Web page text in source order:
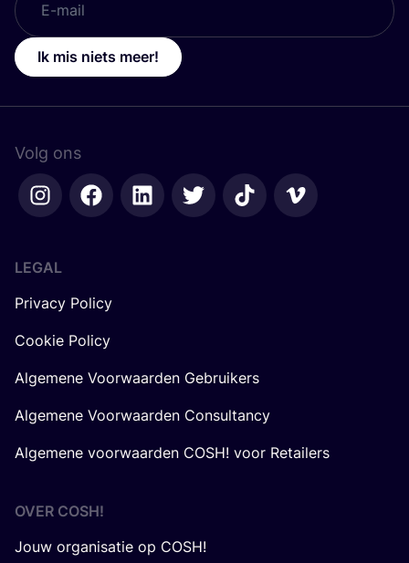
Ik mis niets meer!
Volg ons
LEGAL
Privacy Policy
Cookie Policy
Algemene Voorwaarden Gebruikers
Algemene Voorwaarden Consultancy
Algemene voorwaarden COSH! voor Retailers
OVER COSH!
Jouw organisatie op COSH!